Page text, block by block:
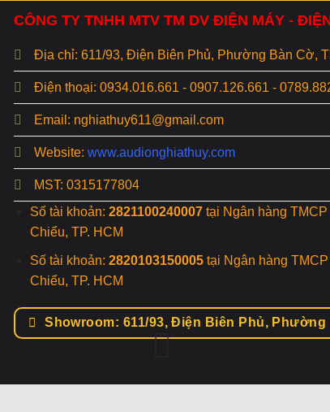
CÔNG TY TNHH MTV TM DV ĐIỆN MÁY -
Địa chỉ: 611/93, Điện Biên Phủ, Phường Bàn Cờ,
Điện thoại: 0934.016.661 - 0907.126.661 -
Email: nghiathuy611@gmail.com
Website: www.audionghiathuy.com
MST: 0315177804
Số tài khoản: 2821100240007 tại Ngân hàng
Chiểu, TP. HCM
Số tài khoản: 2820103150005 tại Ngân hàng
Chiểu, TP. HCM
Showroom: 611/93, Điện Biên Phủ, Phường